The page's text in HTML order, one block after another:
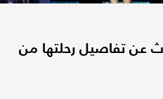
عن تفاصيل رحلتها من